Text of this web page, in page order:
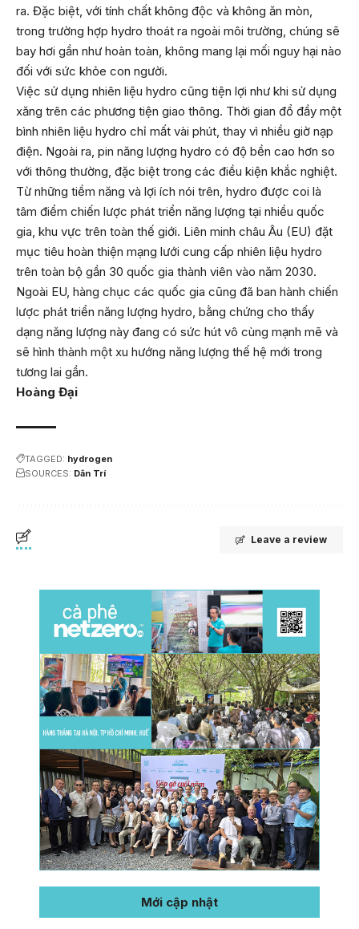
ra. Đặc biệt, với tính chất không độc và không ăn mòn,
trong trường hợp hydro thoát ra ngoài môi trường, chúng sẽ
bay hơi gần như hoàn toàn, không mang lại mối nguy hại nào
đối với sức khỏe con người.
Việc sử dụng nhiên liệu hydro cũng tiện lợi như khi sử dụng
xăng trên các phương tiện giao thông. Thời gian đổ đầy một
bình nhiên liệu hydro chỉ mất vài phút, thay vì nhiều giờ nạp
điện. Ngoài ra, pin năng lượng hydro có độ bền cao hơn so
với thông thường, đặc biệt trong các điều kiện khắc nghiệt.
Từ những tiềm năng và lợi ích nói trên, hydro được coi là
tâm điểm chiến lược phát triển năng lượng tại nhiều quốc
gia, khu vực trên toàn thế giới. Liên minh châu Âu (EU) đặt
mục tiêu hoàn thiện mạng lưới cung cấp nhiên liệu hydro
trên toàn bộ gần 30 quốc gia thành viên vào năm 2030.
Ngoài EU, hàng chục các quốc gia cũng đã ban hành chiến
lược phát triển năng lượng hydro, bằng chứng cho thấy
dạng năng lượng này đang có sức hút vô cùng mạnh mẽ và
sẽ hình thành một xu hướng năng lượng thế hệ mới trong
tương lai gần.
Hoàng Đại
TAGGED: hydrogen
SOURCES: Dân Trí
Leave a review
Mới cập nhật